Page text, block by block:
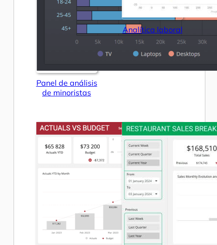
Panel de análisis
de minoristas
Analítica laboral